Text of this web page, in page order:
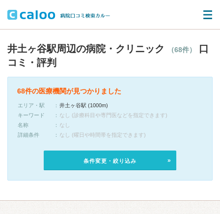
井土ヶ谷駅周辺の病院・クリニック （68件）
口
コミ・評判
68件の医療機関が見つかりました
エリア・駅
井土ヶ谷駅 (1000m)
キーワード
なし (診療科目や専門医などを指定できます)
名称
なし
詳細条件
なし (曜日や時間帯を指定できます)
条件変更・絞り込み